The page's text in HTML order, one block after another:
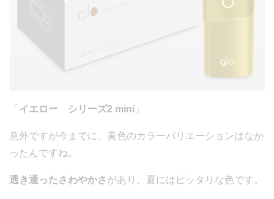
「 イエロー シリーズ2 mini 」
意外ですが今までに、黄色のカラーバリエーションはなか
ったんですね。
透き通ったさわやかさ があり、夏にはピッタリな色です。